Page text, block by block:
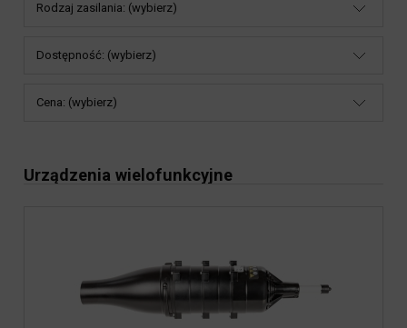
Rodzaj zasilania: (wybierz)
Dostępność: (wybierz)
Cena: (wybierz)
Urządzenia wielofunkcyjne